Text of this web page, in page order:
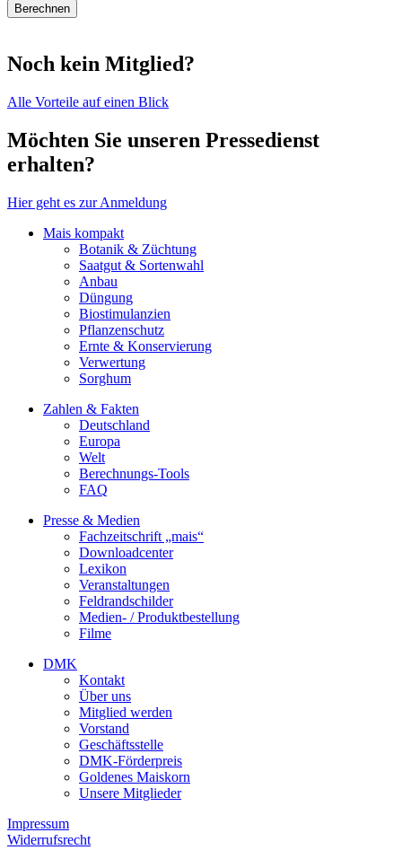
Berechnen
Noch kein Mitglied?
Alle Vorteile auf einen Blick
Möchten Sie unseren Pressedienst
erhalten?
Hier geht es zur Anmeldung
Mais kompakt
Botanik & Züchtung
Saatgut & Sortenwahl
Anbau
Düngung
Biostimulanzien
Pflanzenschutz
Ernte & Konservierung
Verwertung
Sorghum
Zahlen & Fakten
Deutschland
Europa
Welt
Berechnungs-Tools
FAQ
Presse & Medien
Fachzeitschrift „mais“
Downloadcenter
Lexikon
Veranstaltungen
Feldrandschilder
Medien- / Produktbestellung
Filme
DMK
Kontakt
Über uns
Mitglied werden
Vorstand
Geschäftsstelle
DMK-Förderpreis
Goldenes Maiskorn
Unsere Mitglieder
Impressum
Widerrufsrecht